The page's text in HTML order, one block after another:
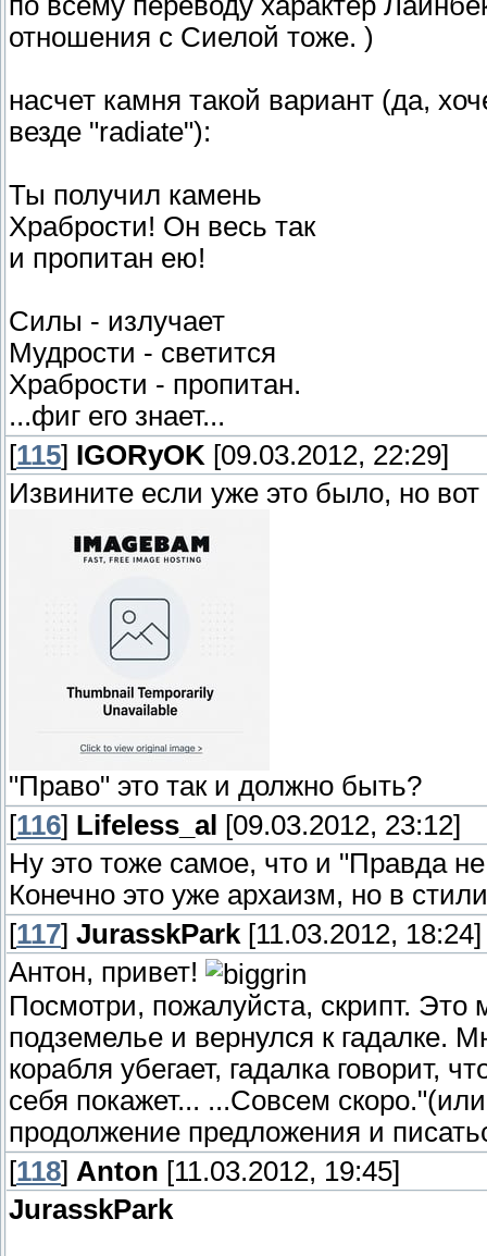
отношения с Сиелой тоже. )
насчет камня такой вариант (да,
везде "radiate"):
Ты получил камень
Храбрости! Он весь так
и пропитан ею!
Силы - излучает
Мудрости - светится
Храбрости - пропитан.
...фиг его знает...
[115] IGORyOK [09.03.2012, 22:29]
Извините если уже это было, но
"Право" это так и должно быть?
[116] Lifeless_al
[09.03.2012, 23:12]
Ну это тоже самое, что и "Правда
Конечно это уже архаизм, но в
[117] JurasskPark [11.03.2012, 18:24]
Антон, привет!
Посмотри, пожалуйста, скрипт. Это
подземелье и вернулся к гадалке.
корабля убегает, гадалка говорит,
себя покажет... ...Совсем
продолжение предложения и
[118] Anton [11.03.2012, 19:45]
JurasskPark